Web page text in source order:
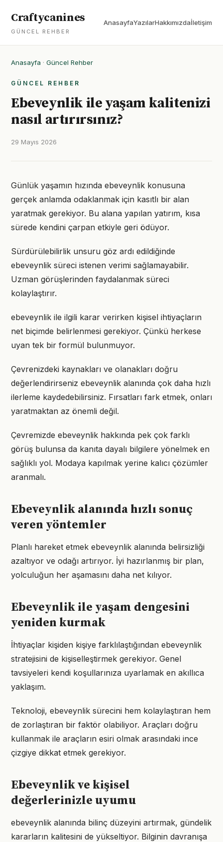
Craftycanines
GÜNCEL REHBER
AnasayfaYazılarHakkımızdaİletişim
Anasayfa · Güncel Rehber
GÜNCEL REHBER
Ebeveynlik ile yaşam kalitenizi
nasıl artırırsınız?
29 Mayıs 2026
Günlük yaşamın hızında ebeveynlik konusuna
gerçek anlamda odaklanmak için kasıtlı bir alan
yaratmak gerekiyor. Bu alana yapılan yatırım, kısa
sürede kendini çarpan etkiyle geri ödüyor.
Sürdürülebilirlik unsuru göz ardı edildiğinde
ebeveynlik süreci istenen verimi sağlamayabilir.
Uzman görüşlerinden faydalanmak süreci
kolaylaştırır.
ebeveynlik ile ilgili karar verirken kişisel ihtiyaçların
net biçimde belirlenmesi gerekiyor. Çünkü herkese
uyan tek bir formül bulunmuyor.
Çevrenizdeki kaynakları ve olanakları doğru
değerlendirirseniz ebeveynlik alanında çok daha hızlı
ilerleme kaydedebilirsiniz. Fırsatları fark etmek, onları
yaratmaktan az önemli değil.
Çevremizde ebeveynlik hakkında pek çok farklı
görüş bulunsa da kanıta dayalı bilgilere yönelmek en
sağlıklı yol. Modaya kapılmak yerine kalıcı çözümler
aranmalı.
Ebeveynlik alanında hızlı sonuç
veren yöntemler
Planlı hareket etmek ebeveynlik alanında belirsizliği
azaltıyor ve odağı artırıyor. İyi hazırlanmış bir plan,
yolculuğun her aşamasını daha net kılıyor.
Ebeveynlik ile yaşam dengesini
yeniden kurmak
İhtiyaçlar kişiden kişiye farklılaştığından ebeveynlik
stratejisini de kişiselleştirmek gerekiyor. Genel
tavsiyeleri kendi koşullarınıza uyarlamak en akıllıca
yaklaşım.
Teknoloji, ebeveynlik sürecini hem kolaylaştıran hem
de zorlaştıran bir faktör olabiliyor. Araçları doğru
kullanmak ile araçların esiri olmak arasındaki ince
çizgiye dikkat etmek gerekiyor.
Ebeveynlik ve kişisel
değerlerinizle uyumu
ebeveynlik alanında bilinç düzeyini artırmak, gündelik
kararların kalitesini de yükseltiyor. Bilginin davranışa